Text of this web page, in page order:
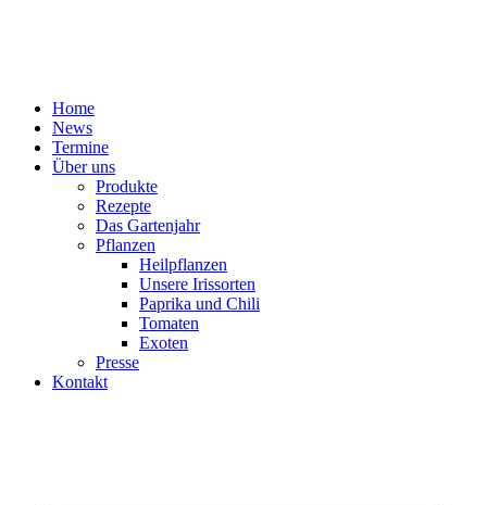
Home
News
Termine
Über uns
Produkte
Rezepte
Das Gartenjahr
Pflanzen
Heilpflanzen
Unsere Irissorten
Paprika und Chili
Tomaten
Exoten
Presse
Kontakt